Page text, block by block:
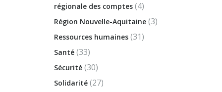
régionale des comptes (4)
Région Nouvelle-Aquitaine (3)
Ressources humaines (31)
Santé (33)
Sécurité (30)
Solidarité (27)